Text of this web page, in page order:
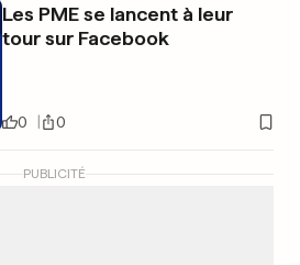
Les PME se lancent à leur
tour sur Facebook
0 0
PUBLICITÉ